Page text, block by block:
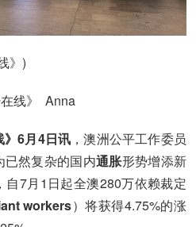
》)
线》 Anna
6月4日讯 ，澳洲公平工作委员
已然复杂的国内通胀形势增添新
7月1日起全澳280万依赖裁定
workers）将获得4.75%的涨